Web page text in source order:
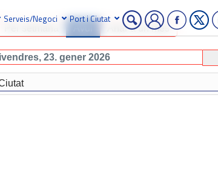
Serveis/Negoci Port i Ciutat
Anar a un mes
23. gener 2026